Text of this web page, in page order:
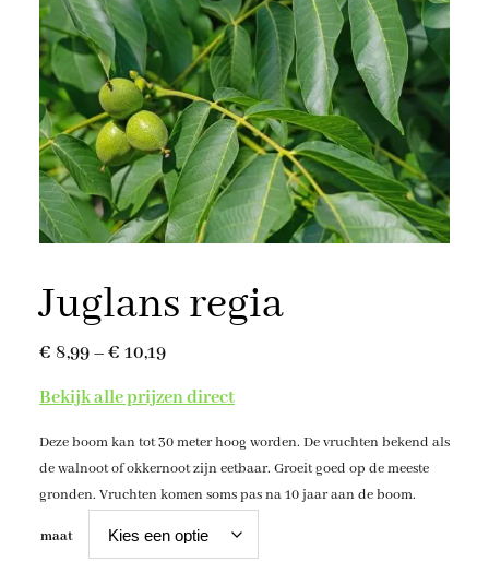
Juglans regia
€ 8,99–€ 10,19P
j
s
l
Bekijk alle prijzen direct
Deze boom kan tot 30 meter hoog worden. De vruchten bekend als
de walnoot of okkernoot zijn eetbaar. Groeit goed op de meeste
gronden. Vruchten komen soms pas na 10 jaar aan de boom.
maat